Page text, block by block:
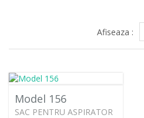
Afiseaza :
Model 156
SAC PENTRU ASPIRATOR